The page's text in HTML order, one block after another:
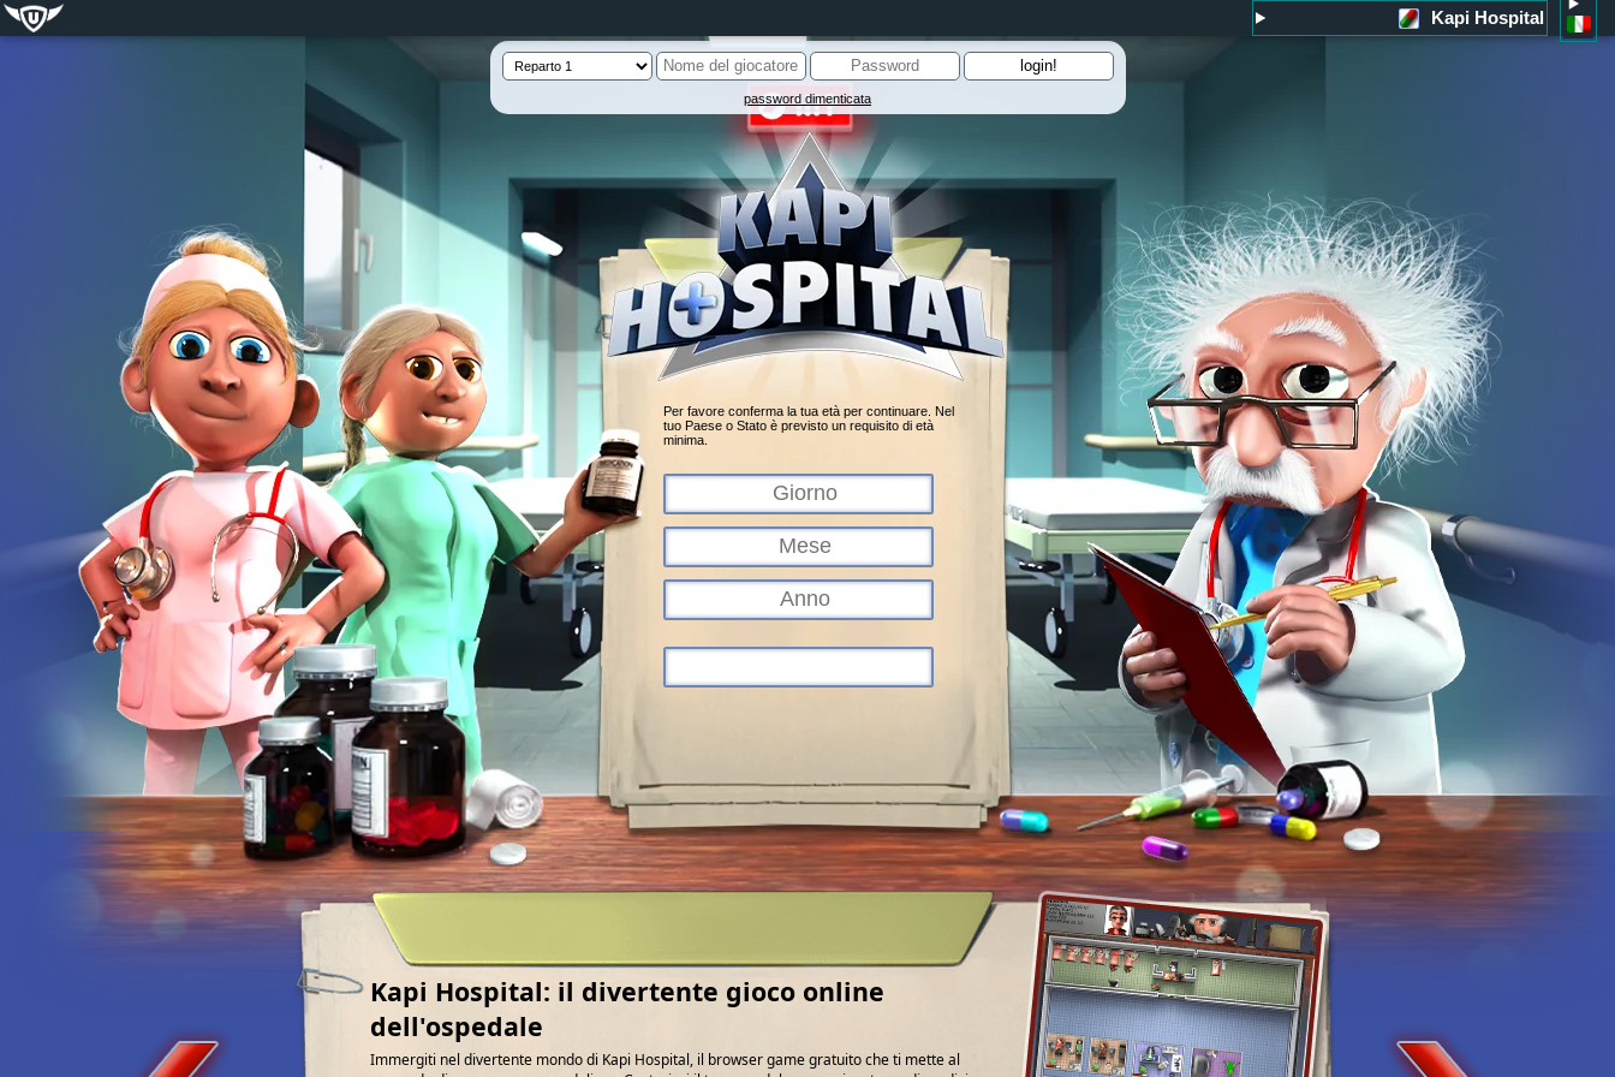
Kapi Hospital
password dimenticata
Per favore conferma la tua età per continuare. Nel
tuo Paese o Stato è previsto un requisito di età
minima.
Kapi Hospital: il divertente gioco online
dell'ospedale
Immergiti nel divertente mondo di Kapi Hospital, il browser game gratuito che ti mette al